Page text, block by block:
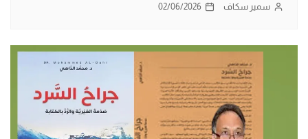
سمير سكاف 02/06/2026